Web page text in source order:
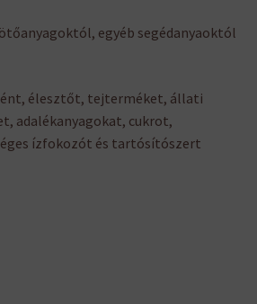
egyéb segédanyaoktól
élesztőt, tejterméket, állati
adalékanyagokat, cukrot,
ízfokozót és tartósítószert